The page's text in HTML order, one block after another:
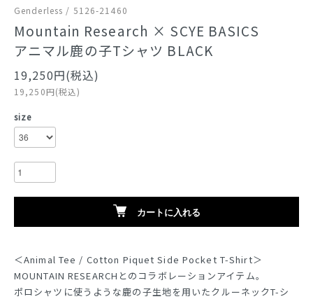
Genderless / 5126-21460
Mountain Research × SCYE BASICS
アニマル鹿の子Tシャツ BLACK
19,250円(税込)
19,250円(税込)
size
カートに入れる
＜Animal Tee / Cotton Piquet Side Pocket T-Shirt＞
MOUNTAIN RESEARCHとのコラボレーションアイテム。
ポロシャツに使うような鹿の子生地を用いたクルーネックT-シ